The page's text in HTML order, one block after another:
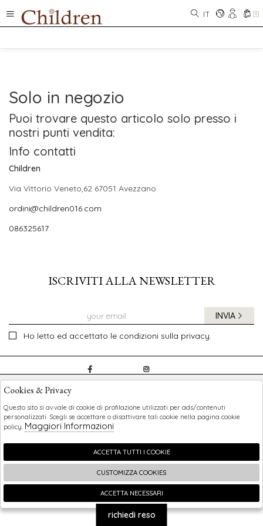
IT 0
Solo in negozio
Puoi trovare questo articolo solo presso i
nostri punti vendita:
Info contatti
Children
Via Vittorio Veneto,62 67051 Avezzano
ordini@children016.com
086325617
ISCRIVITI ALLA NEWSLETTER
Ho letto ed accettato le condizioni sulla privacy.
INVIA
SHOPPING
EXTRA
🍪
richiedi reso
Cookies & Privacy
Questo sito si avvale di cookie di profilazione utilizzati per ads/contenuti
personalizzati. Scegli se accettare o disattivare tali cookie nella pagina cookie
policy. Maggiori Informazioni
ACCETTA TUTTI I COOKIE
CUSTOMIZZA COOKIES
ACCETTA NECESSARI